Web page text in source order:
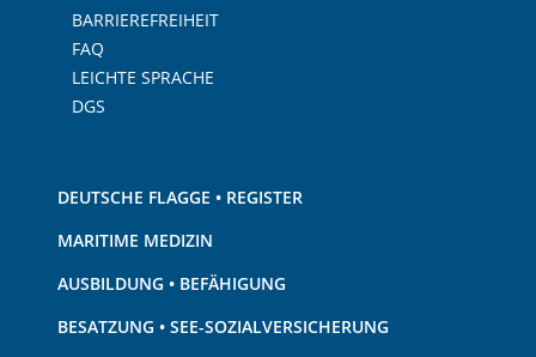
BARRIEREFREIHEIT
FAQ
LEICHTE SPRACHE
DGS
DEUTSCHE FLAGGE • REGISTER
MARITIME MEDIZIN
AUSBILDUNG • BEFÄHIGUNG
BESATZUNG • SEE-SOZIALVERSICHERUNG